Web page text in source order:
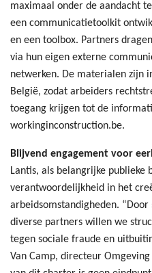
maximaal onder de aandacht
een communicatietoolkit
en een toolbox. Partners
via hun eigen externe
netwerken. De materialen zijn
België, zodat arbeiders
toegang krijgen tot de
workinginconstruction.be.
Blijvend engagement voor
Lantis, als belangrijke publieke
verantwoordelijkheid in het
arbeidsomstandigheden.
diverse partners willen we
tegen sociale fraude en
Van Camp, directeur